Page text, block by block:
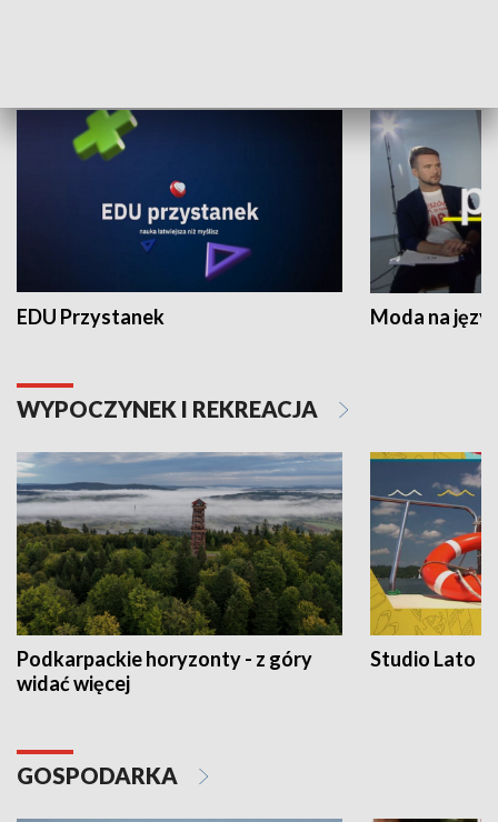
EDU Przystanek Moda na
WYPOCZYNEK I REKREACJA
Podkarpackie horyzonty - z góry
widać więcej
Studio Lato
GOSPODARKA